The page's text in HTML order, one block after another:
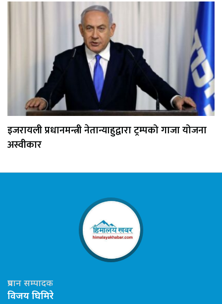
इजरायली प्रधानमन्त्री नेतान्याहुद्वारा ट्रम्पको गाजा योजना
अस्वीकार
प्रधान सम्पादक
विजय घिमिरे